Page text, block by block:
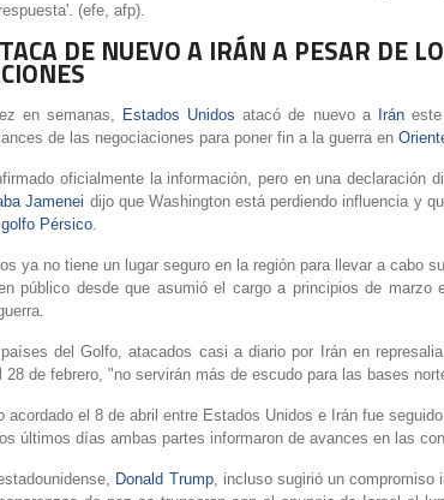
(efe, afp).
DE NUEVO A IRÁN A PESAR DE
en semanas, Estados Unidos atacó de nuevo a Irán
de las negociaciones para poner fin a la guerra en
oficialmente la información, pero en una declaración
Jamenei dijo que Washington está perdiendo influencia y
golfo Pérsico.
ya no tiene un lugar seguro en la región para llevar a cabo
público desde que asumió el cargo a principios de marzo
del Golfo, atacados casi a diario por Irán en
28 de febrero, "no servirán más de escudo para las bases
acordado el 8 de abril entre Estados Unidos e Irán fue
últimos días ambas partes informaron de avances en las
Donald Trump, incluso sugirió un compromiso